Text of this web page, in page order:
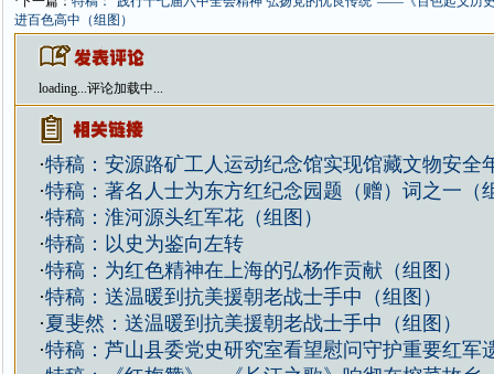
进百色高中（组图）
loading...评论加载中...
·特稿：安源路矿工人运动纪念馆实现馆藏文物安全
·特稿：著名人士为东方红纪念园题（赠）词之一（
·特稿：淮河源头红军花（组图）
·特稿：以史为鉴向左转
·特稿：为红色精神在上海的弘杨作贡献（组图）
·特稿：送温暖到抗美援朝老战士手中（组图）
·夏斐然：送温暖到抗美援朝老战士手中（组图）
·特稿：芦山县委党史研究室看望慰问守护重要红军